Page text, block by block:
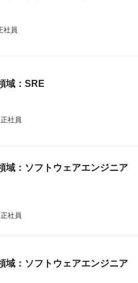
社員
域：SRE
正社員
域：ソフトウェアエンジニア
正社員
域：ソフトウェアエンジニア